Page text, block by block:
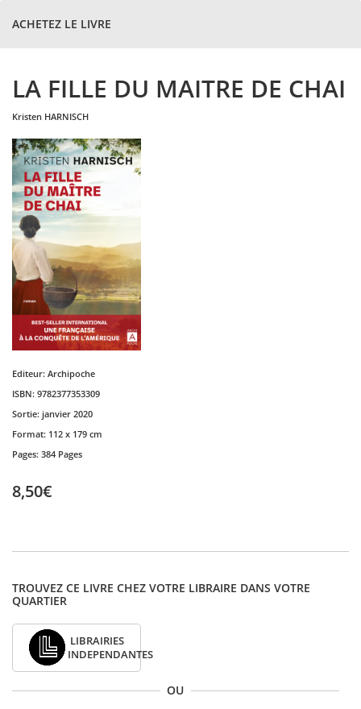
ACHETEZ LE LIVRE
LA FILLE DU MAITRE DE CHAI
kristen HARNISCH
Editeur: Archipoche
ISBN: 9782377353309
Sortie: janvier 2020
Format: 112 x 179 cm
Pages: 384 Pages
8,50€
TROUVEZ CE LIVRE CHEZ VOTRE LIBRAIRE DANS VOTRE
QUARTIER
LIBRAIRIES
INDEPENDANTES
OU